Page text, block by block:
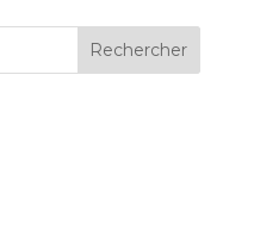
Rechercher